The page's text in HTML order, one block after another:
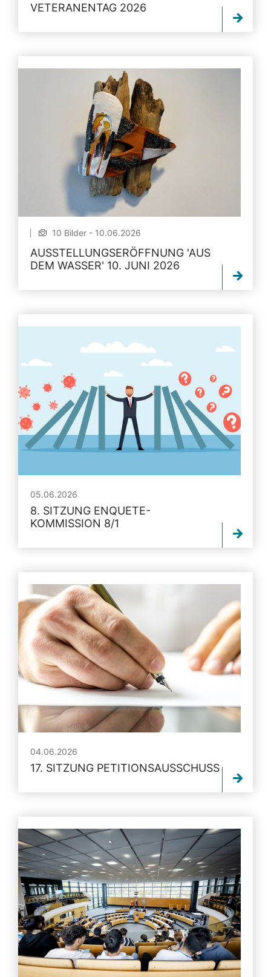
VETERANENTAG 2026
10 Bilder - 10.06.2026
AUSSTELLUNGSERÖFFNUNG 'AUS
DEM WASSER' 10. JUNI 2026
05.06.2026
8. SITZUNG ENQUETE-
KOMMISSION 8/1
04.06.2026
17. SITZUNG PETITIONSAUSSCHUSS